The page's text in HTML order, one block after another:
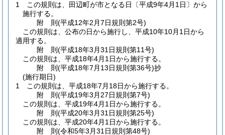
1
この規則は、田辺町が市となる日〔平成9年4月1日〕から
施行する。
附 則(平成12年2月7日規則第2号)
この規則は、公布の日から施行し、平成10年10月1日から
適用する。
附 則(平成18年3月31日規則第11号)
この規則は、平成18年4月1日から施行する。
附 則(平成18年7月13日規則第36号)抄
(施行期日)
1
この規則は、平成18年7月18日から施行する。
附 則(平成19年3月27日規則第7号)
この規則は、平成19年4月1日から施行する。
附 則(平成20年3月31日規則第25号)
この規則は、平成20年4月1日から施行する。
附 則(令和5年3月31日規則第48号)